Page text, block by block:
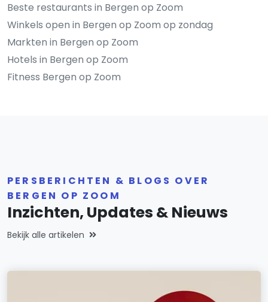
Beste restaurants in Bergen op Zoom
Winkels open in Bergen op Zoom op zondag
Markten in Bergen op Zoom
Hotels in Bergen op Zoom
Fitness Bergen op Zoom
PERSBERICHTEN & BLOGS OVER
BERGEN OP ZOOM
Inzichten, Updates & Nieuws
Bekijk alle artikelen